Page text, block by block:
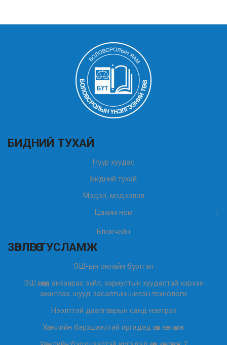
БИДНИЙ ТУХАЙ
Нүүр хуудас
Бидний тухай
Мэдээ, мэдээлэл
Цахим ном
Блокчейн
ЗӨВЛӨГӨӨ ТУСЛАМЖ
ЭШ-ын онлайн бүртгэл
ЭШ өгөхөд анхаарах зүйл, хариултын хуудастай хэрхэн
ажиллах, шууд засалтын шилэн технологи
Нээлттэй даалгаврын санд нэвтрэх
Хөгжлийн бэрхшээлтэй иргэдэд өгөх зөвлөмж